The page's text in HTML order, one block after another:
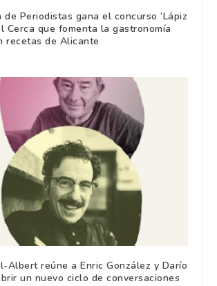
de Periodistas gana el concurso ‘Lápiz
Cerca que fomenta la gastronomía
recetas de Alicante
Albert reúne a Enric González y Darío
un nuevo ciclo de conversaciones